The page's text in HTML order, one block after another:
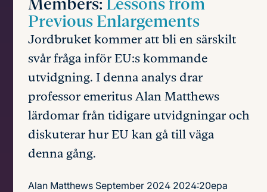
Members: Lessons from
Previous Enlargements
Jordbruket kommer att bli en särskilt
svår fråga inför EU:s kommande
utvidgning. I denna analys drar
professor emeritus Alan Matthews
lärdomar från tidigare utvidgningar och
diskuterar hur EU kan gå till väga
denna gång.
Alan Matthews September 2024 2024:20epa